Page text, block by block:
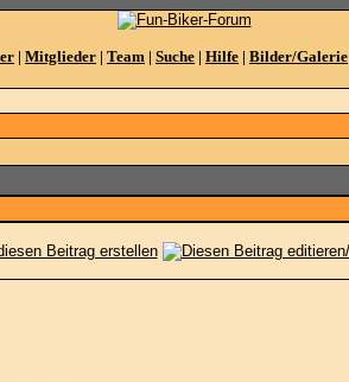
| Mitglieder | Team | Suche | Hilfe | Bilder/Galerie